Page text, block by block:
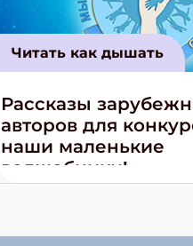
Читать как дышать
Рассказы
авторов для
наши маленькие
волшебники!»